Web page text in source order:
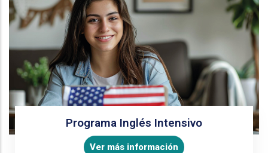
Programa Inglés Intensivo
Ver más información